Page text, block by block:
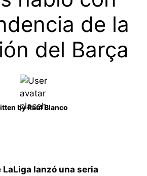
de la
del Barça
byRaúl Blanco
lanzó una seria